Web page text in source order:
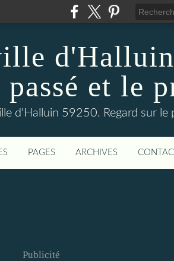
et le
d'Halluin 59250. Regard sur le
PAGES ARCHIVES
Publicité